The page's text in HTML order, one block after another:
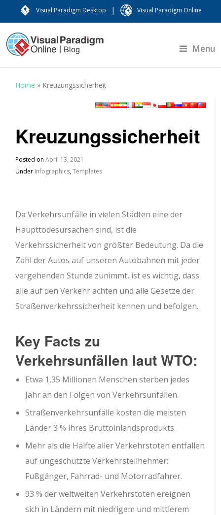
Visual Paradigm Desktop | Visual Paradigm Online
Menu
Home » Kreuzungssicherheit
Kreuzungssicherheit
Posted onApril 13, 2021
Under Infographics,Templates
Da Verkehrsunfälle in vielen Städten eine der
Haupttodesursachen sind, ist die
Verkehrssicherheit von größter Bedeutung. Da die
Zahl der Autos auf unseren Autobahnen mit jeder
vergehenden Stunde zunimmt, ist es wichtig, dass
alle auf den Verkehr achten und alle Gesetze der
Straßenverkehrssicherheit kennen und befolgen.
Key Facts zu
Verkehrsunfällen laut WTO:
Etwa 1,35 Millionen Menschen sterben jedes
Jahr an den Folgen von Verkehrsunfällen.
Straßenverkehrsunfälle kosten die meisten
Länder 3 % ihres Bruttoinlandsprodukts.
Mehr als die Hälfte aller Verkehrstoten entfallen
auf ungeschützte Verkehrsteilnehmer:
Fußgänger, Fahrrad- und Motorradfahrer.
93 % der weltweiten Verkehrstoten ereignen
sich in Ländern mit niedrigem und mittlerem